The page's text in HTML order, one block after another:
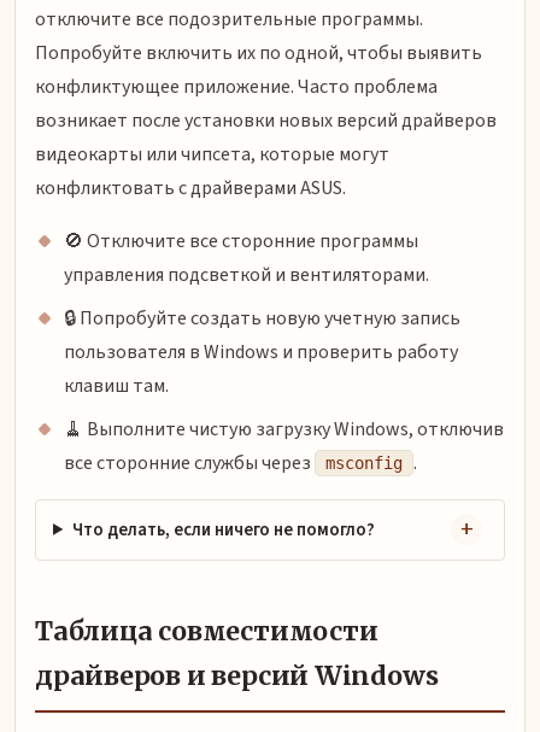
отключите все подозрительные программы.
Попробуйте включить их по одной, чтобы выявить
конфликтующее приложение. Часто проблема
возникает после установки новых версий драйверов
видеокарты или чипсета, которые могут
конфликтовать с драйверами ASUS.
🚫 Отключите все сторонние программы
управления подсветкой и вентиляторами.
🔒 Попробуйте создать новую учетную запись
пользователя в Windows и проверить работу
клавиш там.
🧹 Выполните чистую загрузку Windows, отключив
все сторонние службы через
msconfig .
Что делать, если ничего не помогло?
Таблица совместимости
драйверов и версий Windows